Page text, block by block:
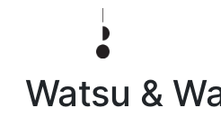
Watsu &